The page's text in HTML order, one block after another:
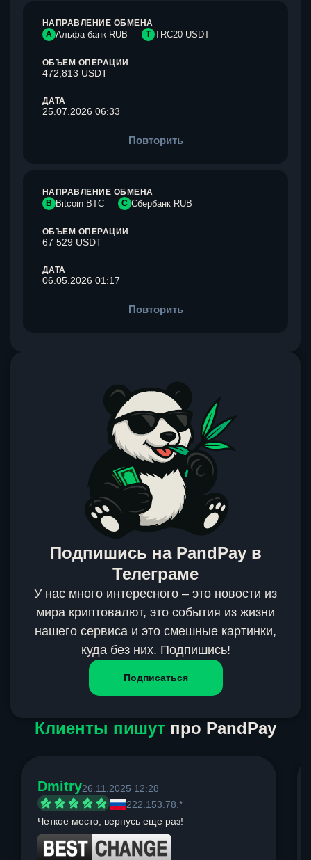
НАПРАВЛЕНИЕ ОБМЕНА
А Альфа банк RUB T TRC20 USDT
ОБЪЕМ ОПЕРАЦИИ
472,813 USDT
ДАТА
25.07.2026 06:33
Повторить
НАПРАВЛЕНИЕ ОБМЕНА
B Bitcoin BTC С Сбербанк RUB
ОБЪЕМ ОПЕРАЦИИ
67 529 USDT
ДАТА
06.05.2026 01:17
Повторить
Подпишись на PandPay в
Телеграме
У нас много интересного – это новости из
мира криптовалют, это события из жизни
нашего сервиса и это смешные картинки,
куда без них. Подпишись!
Подписаться
Клиенты пишут про PandPay
Dmitry26.11.2025 12:28
222.153.78.*
Четкое место, вернусь еще раз!